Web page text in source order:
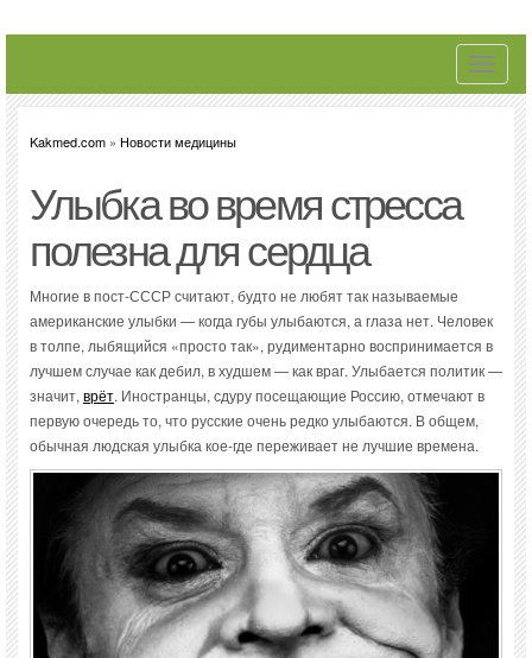
Toggle
Kakmed.com » Новости медицины
Улыбка во время стресса
полезна для сердца
Многие в пост-СССР считают, будто не любят так называемые
американские улыбки — когда губы улыбаются, а глаза нет. Человек
в толпе, лыбящийся «просто так», рудиментарно воспринимается в
лучшем случае как дебил, в худшем — как враг. Улыбается политик —
значит, врёт. Иностранцы, сдуру посещающие Россию, отмечают в
первую очередь то, что русские очень редко улыбаются. В общем,
обычная людская улыбка кое-где переживает не лучшие времена.